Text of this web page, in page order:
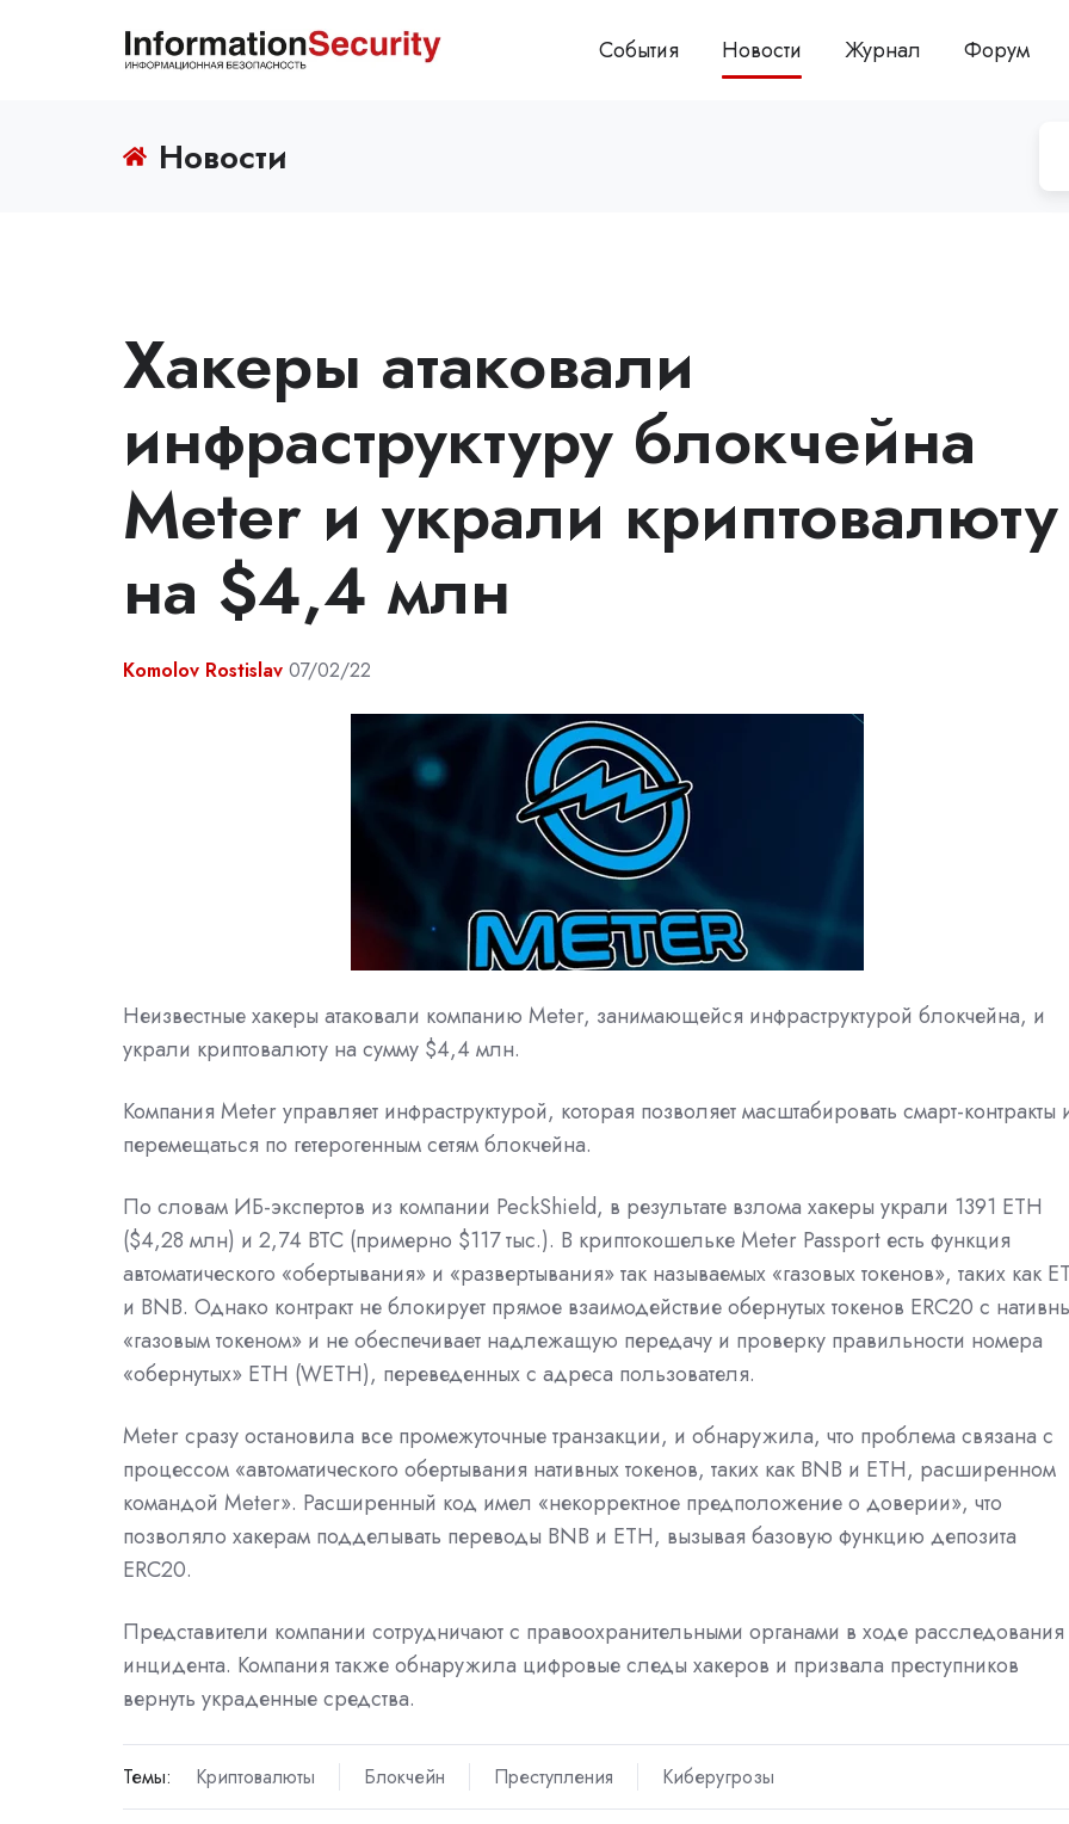
События Новости Журнал Форум
Новости
Хакеры атаковали
инфраструктуру блокчейна
Meter и украли криптовалюту
на $4,4 млн
Komolov Rostislav 07/02/22
Неизвестные хакеры атаковали компанию Meter, занимающейся инфраструктурой блокчейна, и
украли криптовалюту на сумму $4,4 млн.
Компания Meter управляет инфраструктурой, которая позволяет масштабировать смарт-контракты
перемещаться по гетерогенным сетям блокчейна.
По словам ИБ-экспертов из компании PeckShield, в результате взлома хакеры украли 1391 ETH
($4,28 млн) и 2,74 BTC (примерно $117 тыс.). В криптокошельке Meter Passport есть функция
автоматического «обертывания» и «развертывания» так называемых «газовых токенов», таких как
и BNB. Однако контракт не блокирует прямое взаимодействие обернутых токенов ERC20 с
«газовым токеном» и не обеспечивает надлежащую передачу и проверку правильности номера
«обернутых» ETH (WETH), переведенных с адреса пользователя.
Meter сразу остановила все промежуточные транзакции, и обнаружила, что проблема связана с
процессом «автоматического обертывания нативных токенов, таких как BNB и ETH, расширенном
командой Meter». Расширенный код имел «некорректное предположение о доверии», что
позволяло хакерам подделывать переводы BNB и ETH, вызывая базовую функцию депозита
ERC20.
Представители компании сотрудничают с правоохранительными органами в ходе расследования
инцидента. Компания также обнаружила цифровые следы хакеров и призвала преступников
вернуть украденные средства.
Темы: Криптовалюты Блокчейн Преступления Киберугрозы